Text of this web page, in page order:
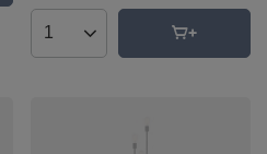
Ilość produktów